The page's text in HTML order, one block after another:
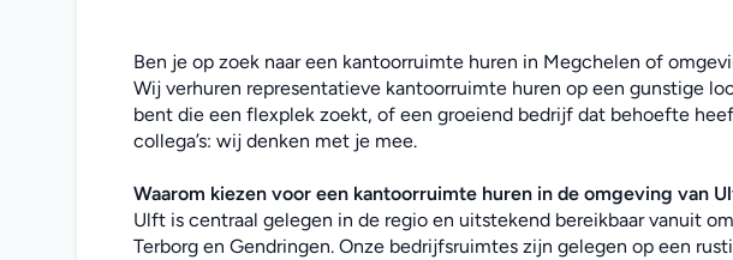
Ben je op zoek naar een kantoorruimte huren in Megchelen of
Wij verhuren representatieve kantoorruimte huren op een gunstige
bent die een flexplek zoekt, of een groeiend bedrijf dat behoefte
collega’s: wij denken met je mee.
Waarom kiezen voor een kantoorruimte huren in de omgeving van
Ulft is centraal gelegen in de regio en uitstekend bereikbaar vanuit
Terborg en Gendringen. Onze bedrijfsruimtes zijn gelegen op een